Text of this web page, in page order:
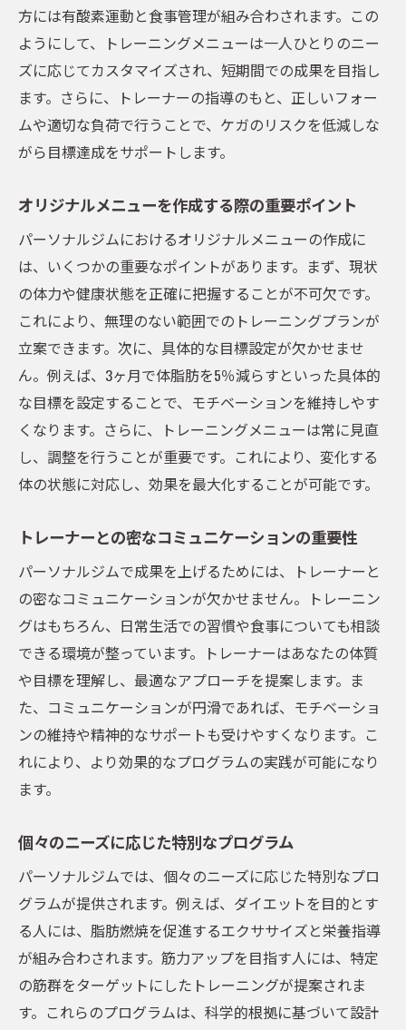
方には有酸素運動と食事管理が組み合わされます。この
ようにして、トレーニングメニューは一人ひとりのニー
ズに応じてカスタマイズされ、短期間での成果を目指し
ます。さらに、トレーナーの指導のもと、正しいフォー
ムや適切な負荷で行うことで、ケガのリスクを低減しな
がら目標達成をサポートします。
オリジナルメニューを作成する際の重要ポイント
パーソナルジムにおけるオリジナルメニューの作成に
は、いくつかの重要なポイントがあります。まず、現状
の体力や健康状態を正確に把握することが不可欠です。
これにより、無理のない範囲でのトレーニングプランが
立案できます。次に、具体的な目標設定が欠かせませ
ん。例えば、3ヶ月で体脂肪を5％減らすといった具体的
な目標を設定することで、モチベーションを維持しやす
くなります。さらに、トレーニングメニューは常に見直
し、調整を行うことが重要です。これにより、変化する
体の状態に対応し、効果を最大化することが可能です。
トレーナーとの密なコミュニケーションの重要性
パーソナルジムで成果を上げるためには、トレーナーと
の密なコミュニケーションが欠かせません。トレーニン
グはもちろん、日常生活での習慣や食事についても相談
できる環境が整っています。トレーナーはあなたの体質
や目標を理解し、最適なアプローチを提案します。ま
た、コミュニケーションが円滑であれば、モチベーショ
ンの維持や精神的なサポートも受けやすくなります。こ
れにより、より効果的なプログラムの実践が可能になり
ます。
個々のニーズに応じた特別なプログラム
パーソナルジムでは、個々のニーズに応じた特別なプロ
グラムが提供されます。例えば、ダイエットを目的とす
る人には、脂肪燃焼を促進するエクササイズと栄養指導
が組み合わされます。筋力アップを目指す人には、特定
の筋群をターゲットにしたトレーニングが提案されま
す。これらのプログラムは、科学的根拠に基づいて設計